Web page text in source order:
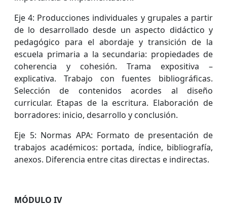
Eje 4: Producciones individuales y grupales a partir
de lo desarrollado desde un aspecto didáctico y
pedagógico para el abordaje y transición de la
escuela primaria a la secundaria: propiedades de
coherencia y cohesión. Trama expositiva –
explicativa. Trabajo con fuentes bibliográficas.
Selección de contenidos acordes al diseño
curricular. Etapas de la escritura. Elaboración de
borradores: inicio, desarrollo y conclusión.
Eje 5: Normas APA: Formato de presentación de
trabajos académicos: portada, índice, bibliografía,
anexos. Diferencia entre citas directas e indirectas.
MÓDULO IV